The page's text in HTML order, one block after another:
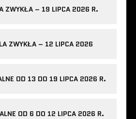
ZWYKŁA – 19 LIPCA 2026 R.
ZWYKŁA – 12 LIPCA 2026
OD 13 DO 19 LIPCA 2026 R.
OD 6 DO 12 LIPCA 2026 R.